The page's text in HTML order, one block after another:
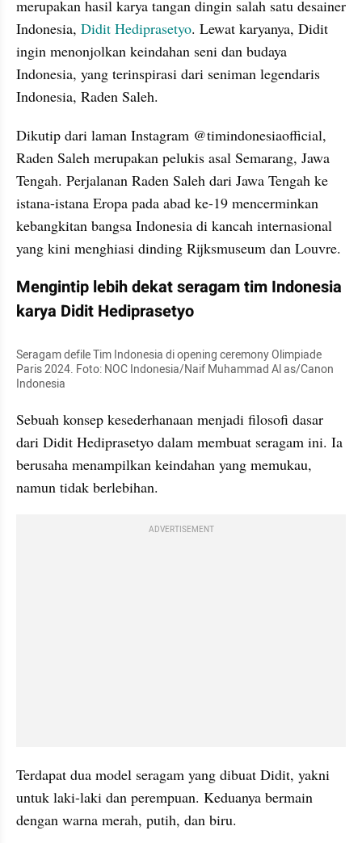
merupakan hasil karya tangan dingin salah satu desainer
Indonesia, Didit Hediprasetyo. Lewat karyanya, Didit
ingin menonjolkan keindahan seni dan budaya
Indonesia, yang terinspirasi dari seniman legendaris
Indonesia, Raden Saleh.
Dikutip dari laman Instagram @timindonesiaofficial,
Raden Saleh merupakan pelukis asal Semarang, Jawa
Tengah. Perjalanan Raden Saleh dari Jawa Tengah ke
istana-istana Eropa pada abad ke-19 mencerminkan
kebangkitan bangsa Indonesia di kancah internasional
yang kini menghiasi dinding Rijksmuseum dan Louvre.
Mengintip lebih dekat seragam tim Indonesia
karya Didit Hediprasetyo
Seragam defile Tim Indonesia di opening ceremony Olimpiade
Paris 2024. Foto: NOC Indonesia/Naif Muhammad Al as/Canon
Indonesia
Sebuah konsep kesederhanaan menjadi filosofi dasar
dari Didit Hediprasetyo dalam membuat seragam ini. Ia
berusaha menampilkan keindahan yang memukau,
namun tidak berlebihan.
ADVERTISEMENT
Terdapat dua model seragam yang dibuat Didit, yakni
untuk laki-laki dan perempuan. Keduanya bermain
dengan warna merah, putih, dan biru.